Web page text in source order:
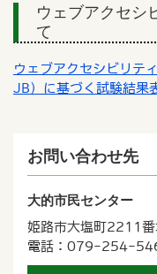
ウェブアクセシ
て
ウェブアクセシビリ
JB）に基づく試験結果
お問い合わせ先
大的市民センター
姫路市大塩町2211
電話：079-254-